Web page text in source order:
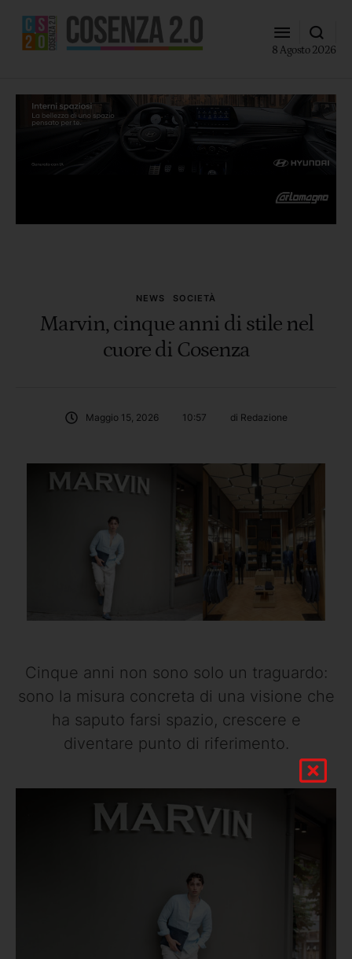
8 Agosto 2026
NEWS SOCIETÀ
Marvin, cinque anni di stile nel
cuore di Cosenza
Maggio 15, 2026 10:57 di Redazione
Cinque anni non sono solo un traguardo:
sono la misura concreta di una visione che
ha saputo farsi spazio, crescere e
diventare punto di riferimento.